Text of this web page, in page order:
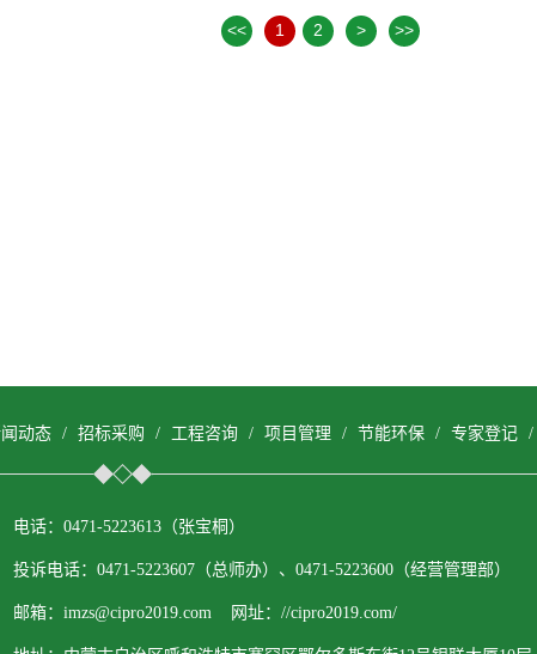
<< 1 2 > >>
动态 / 招标采购 / 工程咨询 / 项目管理 / 节能环保 / 专家登记 /
电话：0471-5223613（张宝桐）
投诉电话：0471-5223607（总师办）、0471-5223600（经营管理部）
邮箱：imzs@cipro2019.com 网址：//cipro2019.com/